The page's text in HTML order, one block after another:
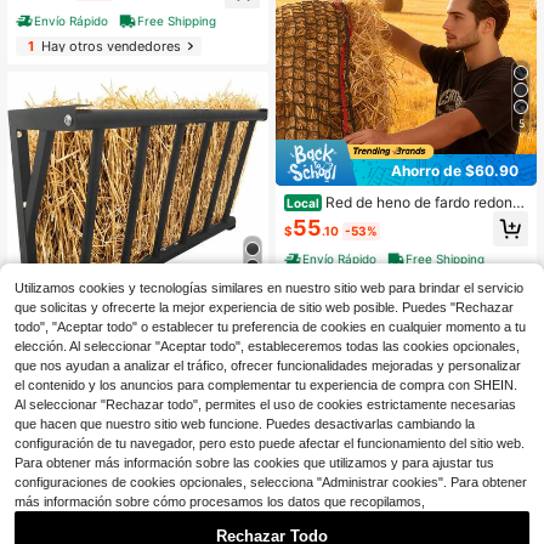
seño de nudos reforzados, con brid
as, lanzadera de aguja y cuerda de
reparación, red de fardo redondo de
Envío Rápido
Free Shipping
1Hay otros vendedores
Ahorro de $49.10
Local mteryoing Comedero para ga
nado, capacidad grande de 16/25/6
7 galones, estante para heno de ca
bra de acero resistente, soporte par
a heno de caballo montado en la pa
red, rejilla de alimentación de múltip
les lados para ovejas, ganado de gr
anja, interior y exterior
$40 .90
-55%
Envío Rápido
Envío gratis
5
Ahorro de $60.90
Local Red de heno de fardo redond
o, 5.91 X 5.91 X 5.91 pies, agujeros d
e 1.5 pulgadas, material de PE, dise
ño sin nudos, con bridas, lanzadera
lsa de almacenamiento, red de fard
o redondo de alimentación lenta par
a caballos
$55.10 -53%
Envío Rápido
Free Shipping
1Hay otros vendedores
Utilizamos cookies y tecnologías similares en nuestro sitio web para brindar el servicio
que solicitas y ofrecerte la mejor experiencia de sitio web posible. Puedes "Rechazar
todo", "Aceptar todo" o establecer tu preferencia de cookies en cualquier momento a tu
elección. Al seleccionar "Aceptar todo", estableceremos todas las cookies opcionales,
que nos ayudan a analizar el tráfico, ofrecer funcionalidades mejoradas y personalizar
el contenido y los anuncios para complementar tu experiencia de compra con SHEIN.
Al seleccionar "Rechazar todo", permites el uso de cookies estrictamente necesarias
que hacen que nuestro sitio web funcione. Puedes desactivarlas cambiando la
configuración de tu navegador, pero esto puede afectar el funcionamiento del sitio web.
Para obtener más información sobre las cookies que utilizamos y para ajustar tus
configuraciones de cookies opcionales, selecciona "Administrar cookies". Para obtener
más información sobre cómo procesamos los datos que recopilamos,
Rechazar Todo